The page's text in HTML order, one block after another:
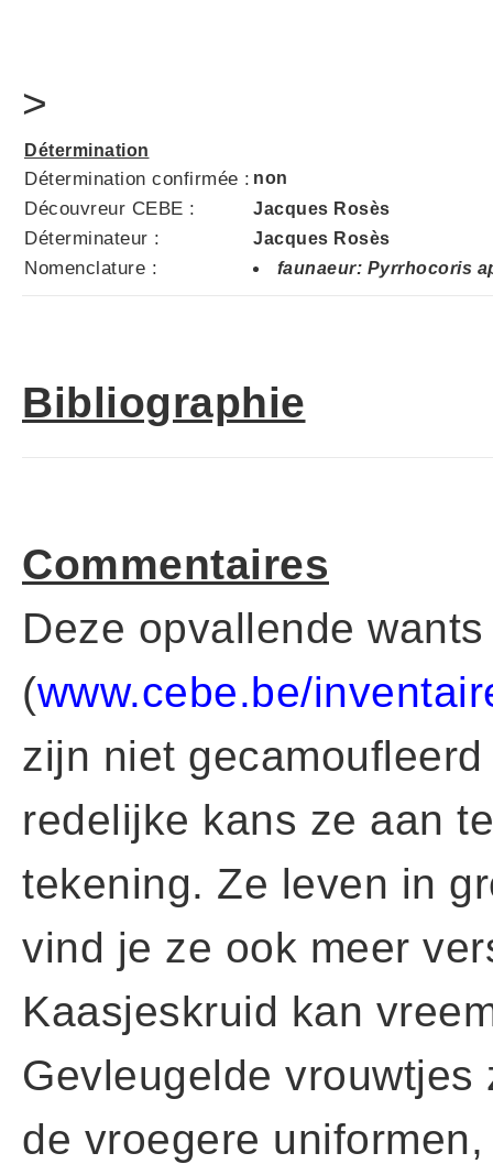
>
Détermination
Détermination confirmée : non
Découvreur CEBE : Jacques Rosès
Déterminateur : Jacques Rosès
Nomenclature : faunaeur: Pyrrhocoris
Bibliographie
Commentaires
Deze opvallende
(www.cebe.be/
zijn niet
redelijke kans ze aan
tekening. Ze leven in
vind je ze ook meer
Kaasjeskruid kan
Gevleugelde
de vroegere